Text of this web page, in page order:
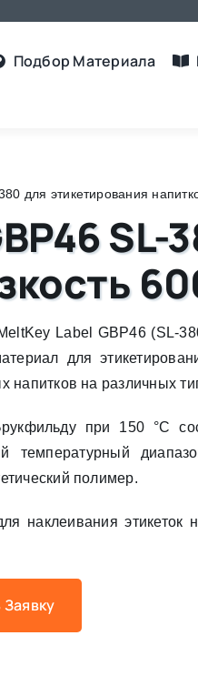
Подбор Материалa
для этикетирования
SL-
Label GBP46 (SL-
для
напитков на различных
при 150 °C
температурный
полимер.
наклеивания этикеток